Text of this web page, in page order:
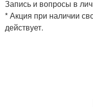
Запись и вопросы в
* Акция при наличии
действует.